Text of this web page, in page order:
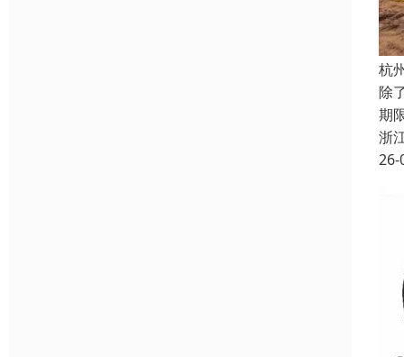
杭
除
期
浙
26-